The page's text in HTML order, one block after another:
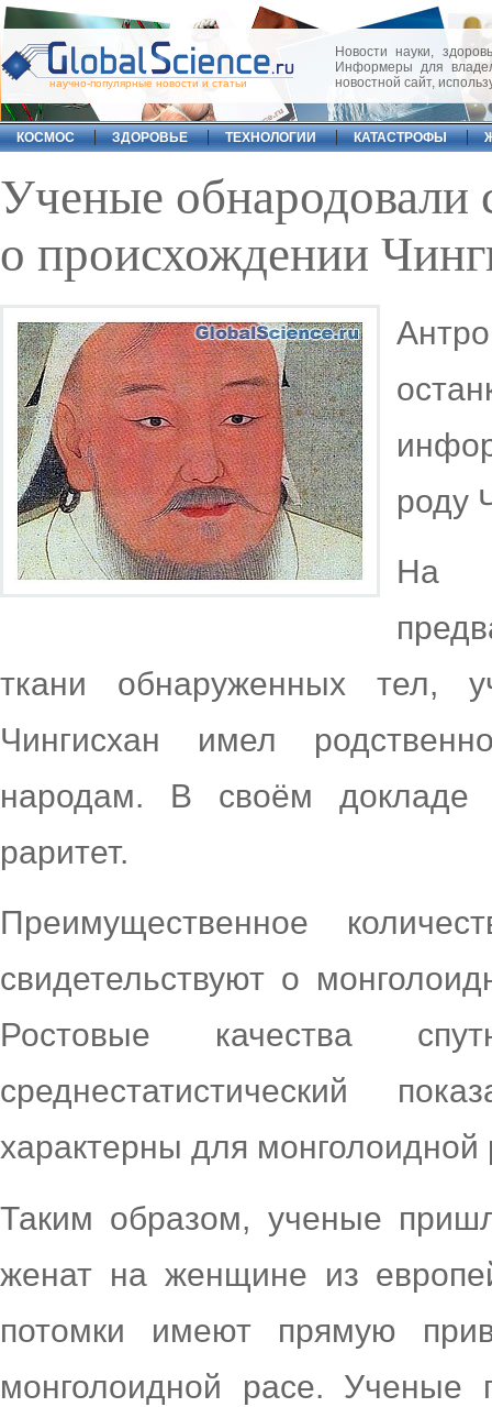
научно-популярные новости и статьи
Новости науки,
Информеры для
новостной сайт,
КОСМОС ЗДОРОВЬЕ ТЕХНОЛОГИИ КАТАСТРОФЫ
Ученые обнародовали
о происхождении
роду
На
ткани обнаруженных тел,
Чингисхан имел
народам. В своём докладе
раритет.
Преимущественное
свидетельствуют о
Ростовые качества
среднестатистический
характерны для монголоидной
Таким образом, ученые
женат на женщине из
потомки имеют прямую
монголоидной расе. Ученые